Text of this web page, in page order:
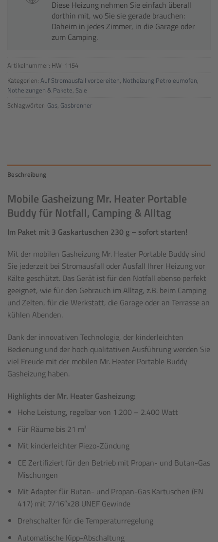
Diese Heizung nehmen Sie einfach überall
dorthin mit, wo Sie sie gerade brauchen:
Daheim in jedes Zimmer, in die Garage oder
zum Camping.
Artikelnummer: HW-1154
Kategorien: Auf Stromausfall vorbereiten, Notheizung Petroleumofen,
Notheizungen & Pakete, Sale
Schlagwörter: Gas, Gasbrenner
Beschreibung
Mobile Gasheizung Mr. Heater Portable
Buddy für Notfall, Camping & Alltag
Im Paket mit 3 Gaskartuschen 230 g – sofort starten!
Mit der mobilen Gasheizung Mr. Heater Portable Buddy sind
Sie jederzeit bei Stromausfall oder Ausfall Ihrer Heizung vor
Kälte geschützt. Das Gerät ist für den Notfall ebenso perfekt
geeignet, wie für den Gebrauch im Alltag, z.B. beim Camping
und Zelten, für die Werkstatt, die Garage oder an Terrasse an
kühlen Abenden.
Dank der innovativen Technologie, der kinderleichten
Bedienung und der hoch qualitativen Ausführung werden Sie
viel Freude mit der mobilen Mr. Heater Portable Buddy
Gasheizung haben.
Highlights der Mr. Heater Gasheizung:
Hohe Leistung, regelbar von 1.200 – 2.400 Watt
Für Räume bis 21 m³
Mit kinderleichter Piezo-Zündung
CE Zertifiziert für den Betrieb mit Propan- und Butan-Gas
Mischungen
Mit Adapter für Butan- und Propan-Gas Kartuschen (EN
417) mit 7/16″x28 UNEF Gewinde
Drehschalter für die Temperaturregelung
Automatische Kipp-Abschaltung